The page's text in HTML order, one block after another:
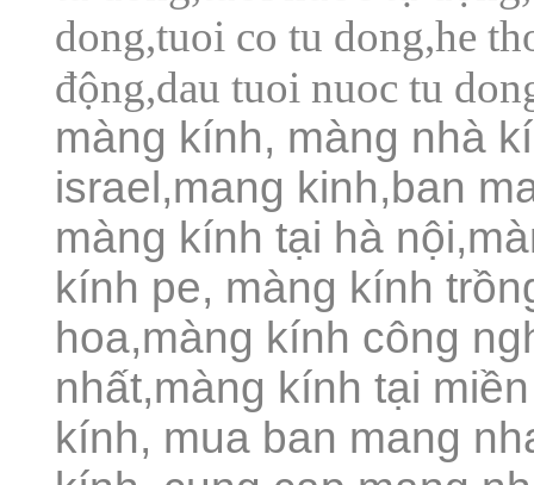
dong,tuoi co tu dong,he
động,dau tuoi nuoc tu
màng kính, màng nhà
israel,mang kinh,ban
màng kính tại hà
kính pe, màng kính
hoa,màng kính công
nhất,màng kính tại
kính, mua ban mang